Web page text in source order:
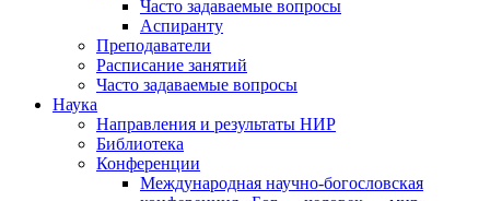
Часто задаваемые вопросы
Аспиранту
Преподаватели
Расписание занятий
Часто задаваемые вопросы
Наука
Направления и результаты НИР
Библиотека
Конференции
Международная научно-богословская